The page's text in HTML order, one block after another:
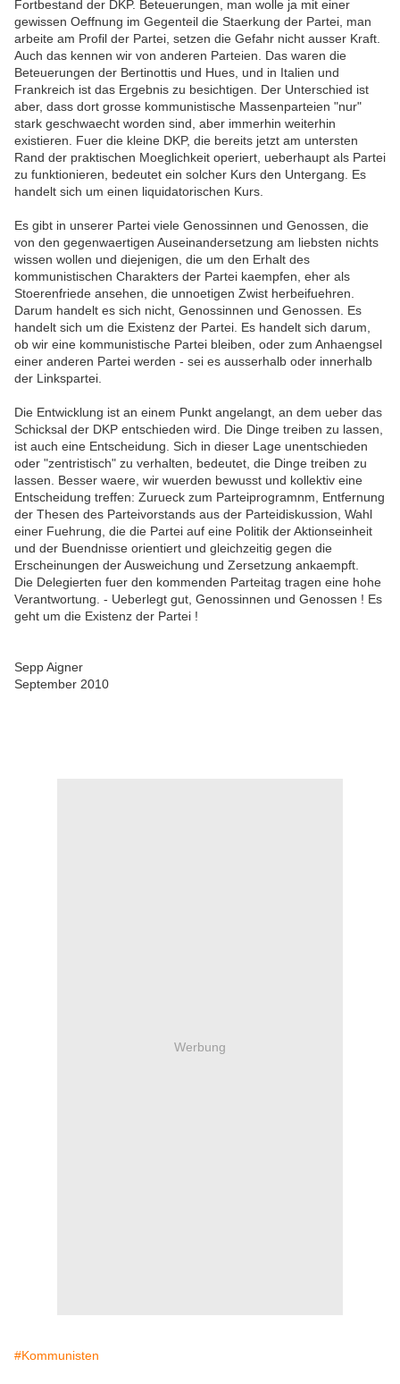
Fortbestand der DKP. Beteuerungen, man wolle ja mit einer
gewissen Oeffnung im Gegenteil die Staerkung der Partei, man
arbeite am Profil der Partei, setzen die Gefahr nicht ausser Kraft.
Auch das kennen wir von anderen Parteien. Das waren die
Beteuerungen der Bertinottis und Hues, und in Italien und
Frankreich ist das Ergebnis zu besichtigen. Der Unterschied ist
aber, dass dort grosse kommunistische Massenparteien "nur"
stark geschwaecht worden sind, aber immerhin weiterhin
existieren. Fuer die kleine DKP, die bereits jetzt am untersten
Rand der praktischen Moeglichkeit operiert, ueberhaupt als Partei
zu funktionieren, bedeutet ein solcher Kurs den Untergang. Es
handelt sich um einen liquidatorischen Kurs.
Es gibt in unserer Partei viele Genossinnen und Genossen, die
von den gegenwaertigen Auseinandersetzung am liebsten nichts
wissen wollen und diejenigen, die um den Erhalt des
kommunistischen Charakters der Partei kaempfen, eher als
Stoerenfriede ansehen, die unnoetigen Zwist herbeifuehren.
Darum handelt es sich nicht, Genossinnen und Genossen. Es
handelt sich um die Existenz der Partei. Es handelt sich darum,
ob wir eine kommunistische Partei bleiben, oder zum Anhaengsel
einer anderen Partei werden - sei es ausserhalb oder innerhalb
der Linkspartei.
Die Entwicklung ist an einem Punkt angelangt, an dem ueber das
Schicksal der DKP entschieden wird. Die Dinge treiben zu lassen,
ist auch eine Entscheidung. Sich in dieser Lage unentschieden
oder "zentristisch" zu verhalten, bedeutet, die Dinge treiben zu
lassen. Besser waere, wir wuerden bewusst und kollektiv eine
Entscheidung treffen: Zurueck zum Parteiprogramnm, Entfernung
der Thesen des Parteivorstands aus der Parteidiskussion, Wahl
einer Fuehrung, die die Partei auf eine Politik der Aktionseinheit
und der Buendnisse orientiert und gleichzeitig gegen die
Erscheinungen der Ausweichung und Zersetzung ankaempft.
Die Delegierten fuer den kommenden Parteitag tragen eine hohe
Verantwortung. - Ueberlegt gut, Genossinnen und Genossen ! Es
geht um die Existenz der Partei !
Sepp Aigner
September 2010
Werbung
#Kommunisten